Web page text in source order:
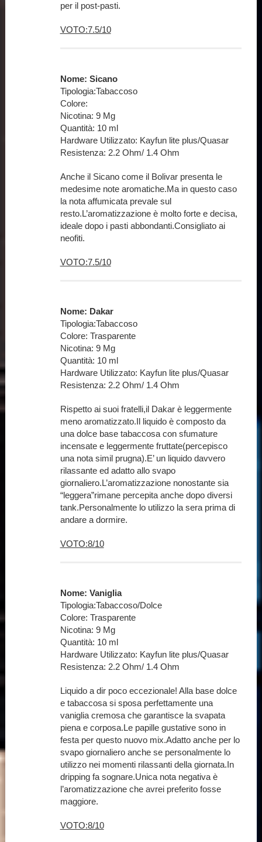
per il post-pasti.
VOTO:7.5/10
Nome: Sicano
Tipologia:Tabaccoso
Colore:
Nicotina: 9 Mg
Quantità: 10 ml
Hardware Utilizzato: Kayfun lite plus/Quasar
Resistenza: 2.2 Ohm/ 1.4 Ohm
Anche il Sicano come il Bolivar presenta le
medesime note aromatiche.Ma in questo caso
la nota affumicata prevale sul
resto.L’aromatizzazione è molto forte e decisa,
ideale dopo i pasti abbondanti.Consigliato ai
neofiti.
VOTO:7.5/10
Nome: Dakar
Tipologia:Tabaccoso
Colore: Trasparente
Nicotina: 9 Mg
Quantità: 10 ml
Hardware Utilizzato: Kayfun lite plus/Quasar
Resistenza: 2.2 Ohm/ 1.4 Ohm
Rispetto ai suoi fratelli,il Dakar è leggermente
meno aromatizzato.Il liquido è composto da
una dolce base tabaccosa con sfumature
incensate e leggermente fruttate(percepisco
una nota simil prugna).E’ un liquido davvero
rilassante ed adatto allo svapo
giornaliero.L’aromatizzazione nonostante sia
“leggera”rimane percepita anche dopo diversi
tank.Personalmente lo utilizzo la sera prima di
andare a dormire.
VOTO:8/10
Nome: Vaniglia
Tipologia:Tabaccoso/Dolce
Colore: Trasparente
Nicotina: 9 Mg
Quantità: 10 ml
Hardware Utilizzato: Kayfun lite plus/Quasar
Resistenza: 2.2 Ohm/ 1.4 Ohm
Liquido a dir poco eccezionale! Alla base dolce
e tabaccosa si sposa perfettamente una
vaniglia cremosa che garantisce la svapata
piena e corposa.Le papille gustative sono in
festa per questo nuovo mix.Adatto anche per lo
svapo giornaliero anche se personalmente lo
utilizzo nei momenti rilassanti della giornata.In
dripping fa sognare.Unica nota negativa è
l’aromatizzazione che avrei preferito fosse
maggiore.
VOTO:8/10